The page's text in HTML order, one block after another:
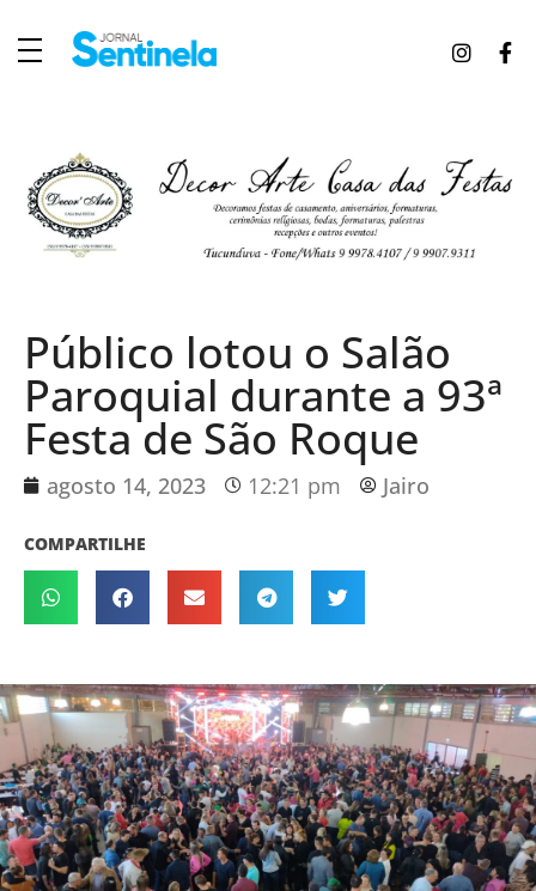
Público lotou o Salão
Paroquial durante a 93ª
Festa de São Roque
agosto 14, 2023 12:21 pm Jairo
COMPARTILHE